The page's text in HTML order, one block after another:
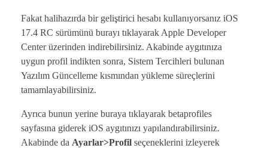
Fakat halihazırda bir geliştirici hesabı kullanıyorsanız iOS
17.4 RC sürümünü burayı tıklayarak Apple Developer
Center üzerinden indirebilirsiniz. Akabinde aygıtınıza
uygun profil indikten sonra, Sistem Tercihleri bulunan
Yazılım Güncelleme kısmından yükleme süreçlerini
tamamlayabilirsiniz.
Ayrıca bunun yerine buraya tıklayarak betaprofiles
sayfasına giderek iOS aygıtınızı yapılandırabilirsiniz.
Akabinde da Ayarlar>Profil seçeneklerini izleyerek